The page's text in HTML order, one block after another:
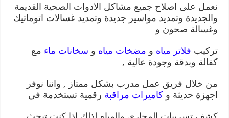
نعمل على اصلاح جميع مشاكل الادوات الصحية القديمة
والجديدة وتمديد مواسير جديدة وتمديد غسالات اتوماتيك
وغسالة صحون و
تركيب فلاتر مياه و مضخات مياه و سخانات ماء مع
كفالة وبدقة وجودة عالية ,
من خلال فريق عمل مدرب بشكل ممتاز , واننا نوفر
اجهزة حديثة وكاميرات مراقبة رقمية تستخدمة في